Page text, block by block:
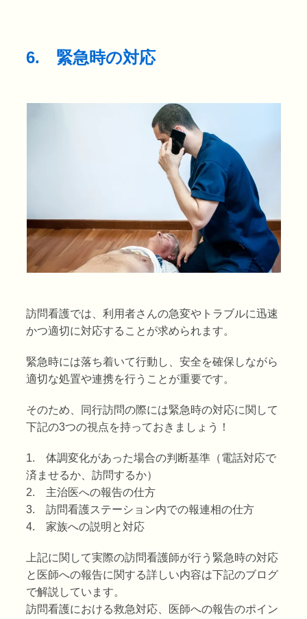
6. 緊急時の対応
訪問看護では、利用者さんの急変やトラブルに迅速
かつ適切に対応することが求められます。
緊急時には落ち着いて行動し、安全を確保しながら
適切な処置や連携を行うことが重要です。
そのため、同行訪問の際には緊急時の対応に関して
下記の3つの視点を持っておきましょう！
1. 体調変化があった場合の判断基準（電話対応で
済ませるか、訪問するか）
2. 主治医への報告の仕方
3. 訪問看護ステーション内での報連相の仕方
4. 家族への説明と対応
上記に関して実際の訪問看護師が行う緊急時の対応
と医師への報告に関する詳しい内容は下記のブログ
で解説しています。
訪問看護における救急対応、医師への報告のポイン